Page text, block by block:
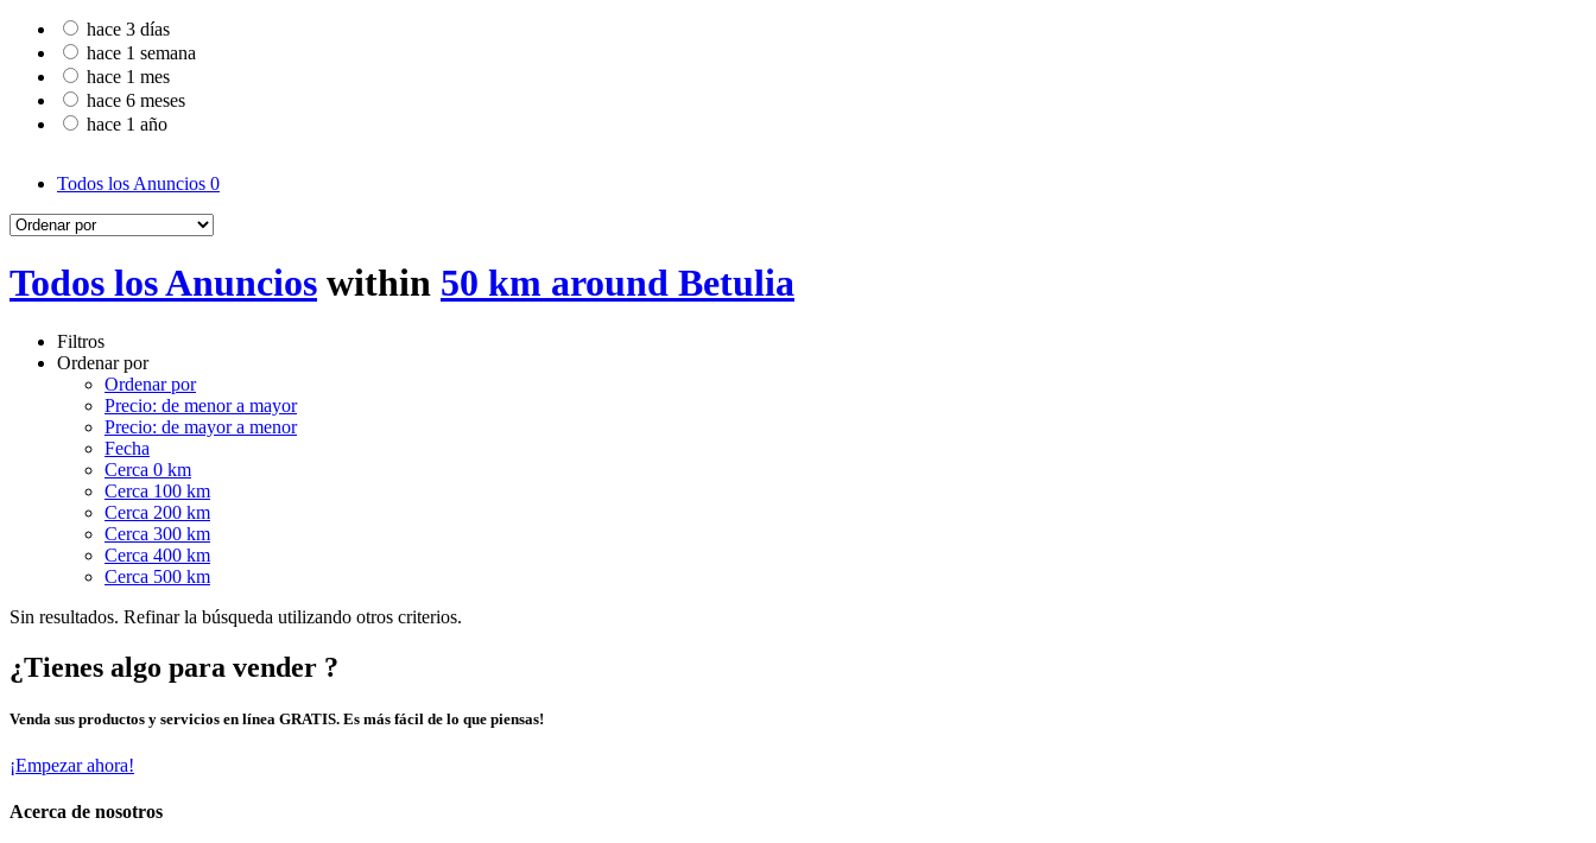
hace 3 días
hace 1 semana
hace 1 mes
hace 6 meses
hace 1 año
Todos los Anuncios 0
Todos los Anuncios within 50 km around Betulia
Filtros
Ordenar por
Ordenar por
Precio: de menor a mayor
Precio: de mayor a menor
Fecha
Cerca 0 km
Cerca 100 km
Cerca 200 km
Cerca 300 km
Cerca 400 km
Cerca 500 km
Sin resultados. Refinar la búsqueda utilizando otros criterios.
¿Tienes algo para vender ?
Venda sus productos y servicios en línea GRATIS. Es más fácil de lo que piensas!
¡Empezar ahora!
Acerca de nosotros